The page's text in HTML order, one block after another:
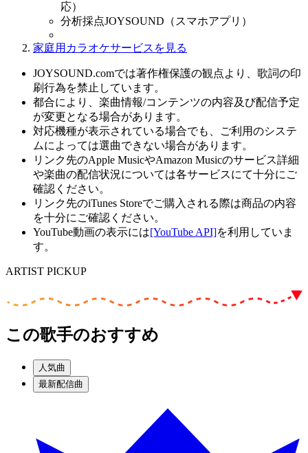
応）
分析採点JOYSOUND（スマホアプリ）
家庭用カラオケサービスを見る
JOYSOUND.comでは著作権保護の観点より、歌詞の印
刷行為を禁止しています。
都合により、楽曲情報/コンテンツの内容及び配信予定
が変更となる場合があります。
対応機種が表示されている場合でも、ご利用のシステ
ムによっては選曲できない場合があります。
リンク先のApple MusicやAmazon Musicのサービス詳細
や楽曲の配信状況については各サービスにて十分にご
確認ください。
リンク先のiTunes Storeでご購入される際は商品の内容
を十分にご確認ください。
YouTube動画の表示には[YouTube API]を利用していま
す。
ARTIST PICKUP
この歌手のおすすめ
人気曲
最新配信曲